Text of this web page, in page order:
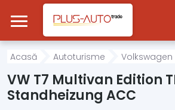
Mergi direct la conținutul principal
Acasă
Autoturisme
Acasă Autoturisme Volkswagen
VW T7 Multivan Edition
Standheizung ACC